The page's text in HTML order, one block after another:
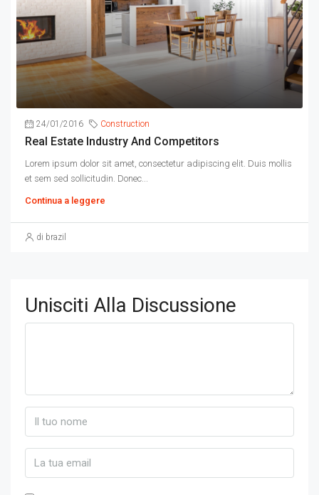
24/01/2016 Construction
Real Estate Industry And Competitors
Lorem ipsum dolor sit amet, consectetur adipiscing elit. Duis mollis
et sem sed sollicitudin. Donec...
Continua a leggere
di brazil
Unisciti Alla Discussione